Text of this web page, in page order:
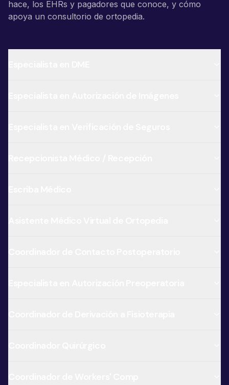
hace, los EHRs y pagadores que conoce, y cómo
apoya un consultorio de ortopedia.